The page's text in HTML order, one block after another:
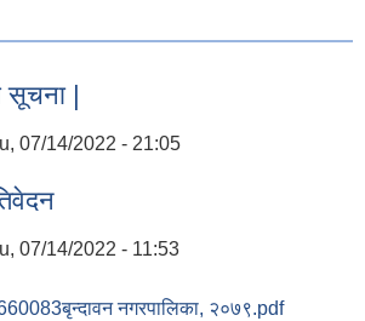
सूचना |
07/14/2022 - 21:05
07/14/2022 - 11:53
नगरपालिका, २०७९.pdf